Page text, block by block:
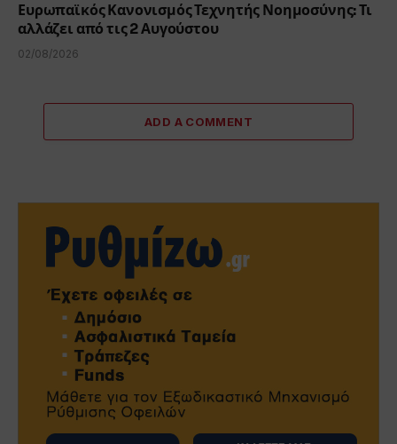
Ευρωπαϊκός Κανονισμός Τεχνητής Νοημοσύνης: Τι
αλλάζει από τις 2 Αυγούστου
02/08/2026
ADD A COMMENT